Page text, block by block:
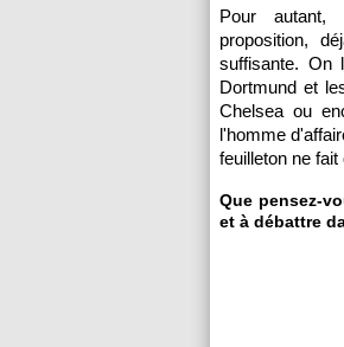
Pour
proposition,
suffisante. On
Dortmund et
Chelsea ou
l'homme
feuilleton ne
Que pensez-
et à débattre